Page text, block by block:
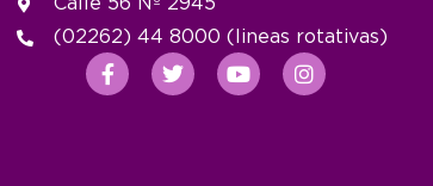
Calle 56 Nº 2945
(02262) 44 8000 (lineas rotativas)